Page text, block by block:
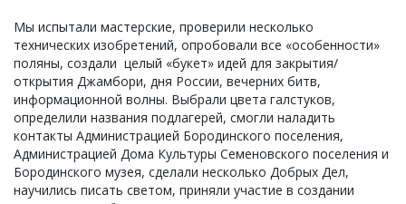
Мы испытали мастерские, проверили несколько
технических изобретений, опробовали все «особенности»
поляны, создали целый «букет» идей для закрытия/
открытия Джамбори, дня России, вечерних битв,
информационной волны. Выбрали цвета галстуков,
определили названия подлагерей, смогли наладить
контакты Администрацией Бородинского поселения,
Администрацией Дома Культуры Семеновского поселения и
Бородинского музея, сделали несколько Добрых Дел,
научились писать светом, приняли участие в создании